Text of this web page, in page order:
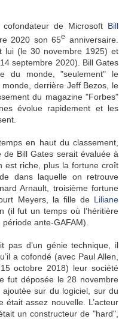
de Microsoft Bill
2020 son 65e
anniversaire.
lui (le 30 novembre 1925) et
septembre 2020). Bill Gates
du monde, "seulement" le
derrière Jeff Bezos, le
du magazine "Forbes"
évolue rapidement et les
en haut du classement,
Bill Gates serait évaluée à
est riche, plus la fortune croît
dans laquelle on retrouve
Arnault, troisième fortune
Meyers, la fille de Liliane
(il fut un temps où l’héritière
ante-GAFAM).
pas d’un génie technique, il
a cofondé (avec Paul Allen,
octobre 2018) leur société
fut déposée le 28 novembre
sur du logiciel, sur du
assez nouvelle. L’acteur
un constructeur de "hard",